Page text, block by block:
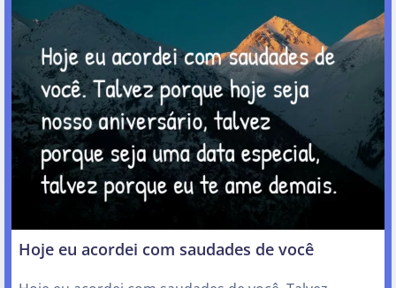
Hoje eu acordei com saudades de você